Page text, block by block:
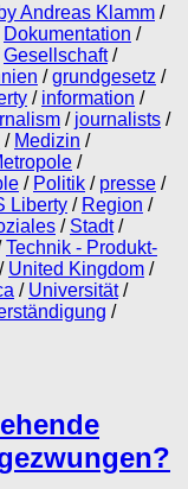
Andreas Klamm /
Dokumentation /
Gesellschaft/
/grundgesetz /
/ information /
/ journalists /
/ Medizin /
/
/ Politik / presse /
Liberty / Region /
/ Stadt/
Technik - Produkt-
United Kingdom /
/ Universität/
/